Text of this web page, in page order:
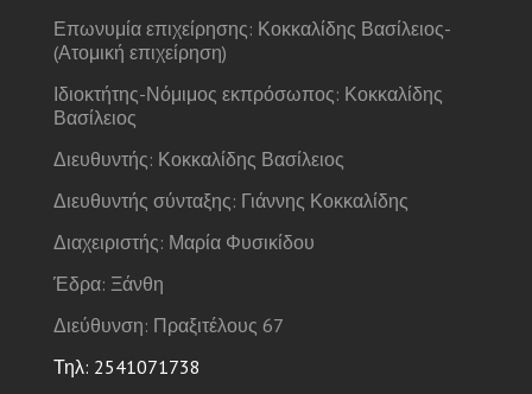
Επωνυμία επιχείρησης: Κοκκαλίδης Βασίλειος-
(Ατομική επιχείρηση)
Ιδιοκτήτης-Νόμιμος εκπρόσωπος: Κοκκαλίδης
Βασίλειος
Διευθυντής: Κοκκαλίδης Βασίλειος
Διευθυντής σύνταξης: Γιάννης Κοκκαλίδης
Διαχειριστής: Μαρία Φυσικίδου
Έδρα: Ξάνθη
Διεύθυνση: Πραξιτέλους 67
Τηλ: 2541071738